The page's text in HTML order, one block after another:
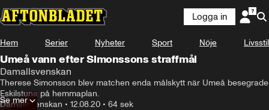
Logga in
Hem Serier Nyheter Sport Nöje Livsstil
Umeå vann efter Simonssons straffmål
Damallsvenskan
Therese Simonsson blev matchen enda målskytt när Umeå besegrade
Eskilstuna på hemmaplan.
Damallsvenskan • 12.08.20 • 64 sek
Se mer